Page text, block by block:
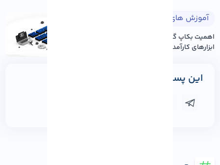
آموزش های لینوکس
اهمیت بکاپ گیری منظم و معرفی
ابزارهای کارآمد در لی...
این پست را به اشتراک بگذارید